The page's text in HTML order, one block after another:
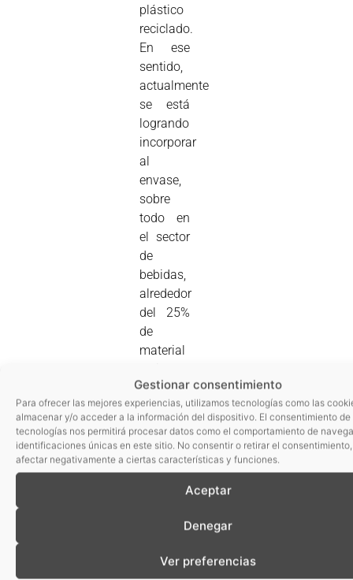
Gestionar consentimiento
Para ofrecer las mejores experiencias, utilizamos tecnologías como las
almacenar y/o acceder a la información del dispositivo. El consentimiento de
tecnologías nos permitirá procesar datos como el comportamiento de
identificaciones únicas en este sitio. No consentir o retirar el
afectar negativamente a ciertas características y funciones.
Aceptar
Denegar
Ver preferencias
plástico
reciclado.
En ese
sentido,
actualmente
se está
logrando
incorporar
al
envase,
sobre
todo en
el sector
de
bebidas,
alrededor
del 25%
de
material
ainia
centro
tecnológico,
a través
del
proyecto
Regrind,
mejorar